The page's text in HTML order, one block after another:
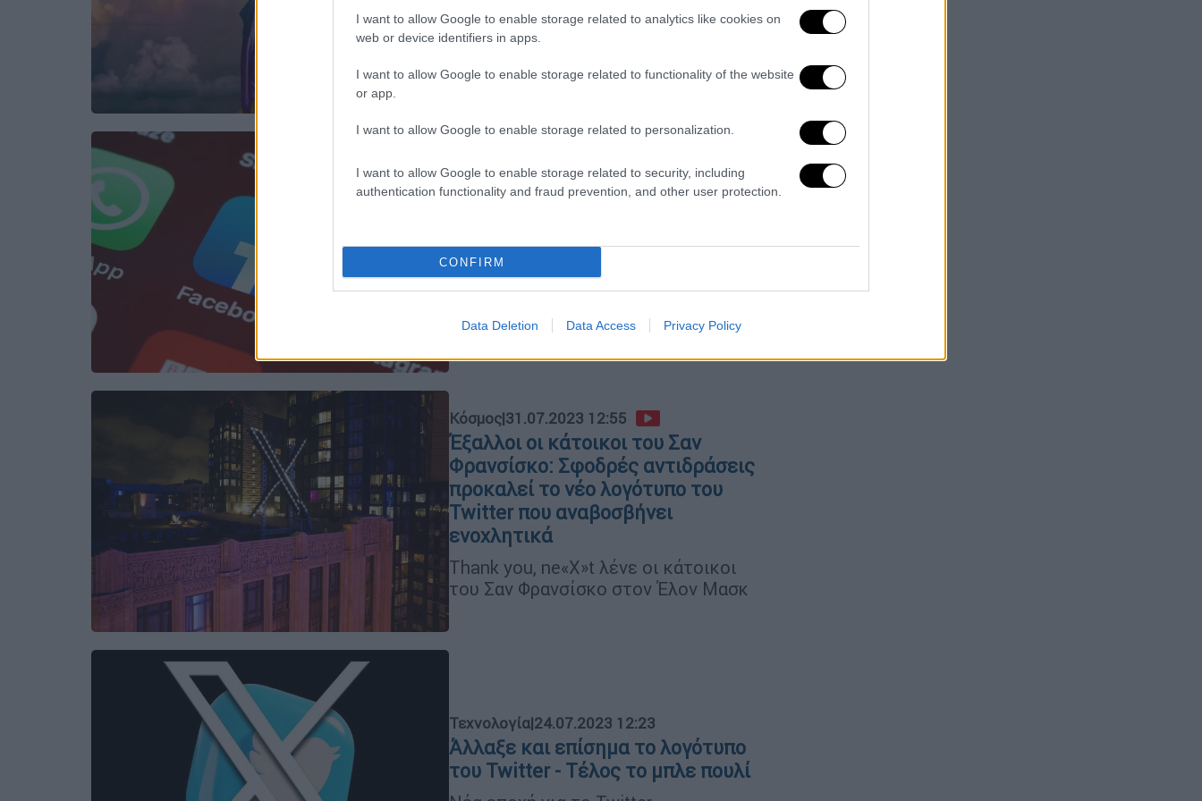
I want to allow Google to enable storage related to analytics like cookies on
web or device identifiers in apps.
I want to allow Google to enable storage related to functionality of the website
or app.
I want to allow Google to enable storage related to personalization.
I want to allow Google to enable storage related to security, including
authentication functionality and fraud prevention, and other user protection.
CONFIRM
Data Deletion Data Access Privacy Policy
ανανεώσει το λογότυπό της, με
αφορμή τα 100 χρόνια από την ίδρυσή
της
Τεχνολογία|21.09.2023 20:25
Το Facebook άλλαξε λογότυπο και
αλλαγή
Το Facebook λέει ότι η αλλαγή του
λογότυπου σε πεζό «f» είναι
καλύτερη για «το μάτι»
Κόσμος|31.07.2023 12:55
Έξαλλοι οι κάτοικοι του Σαν
Φρανσίσκο: Σφοδρές αντιδράσεις
προκαλεί το νέο λογότυπο του
Twitter που αναβοσβήνει
ενοχλητικά
Thank you, ne«X»t λένε οι κάτοικοι
του Σαν Φρανσίσκο στον Έλον Μασκ
Τεχνολογία|24.07.2023 12:23
Άλλαξε και επίσημα το λογότυπο
του Twitter - Τέλος το μπλε πουλί